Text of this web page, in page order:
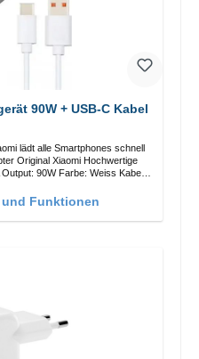
90W + USB-C Kabel
lädt alle Smartphones schnell
Xiaomi Hochwertige
Funktionen